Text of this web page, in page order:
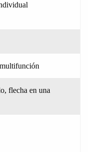
flecha en una